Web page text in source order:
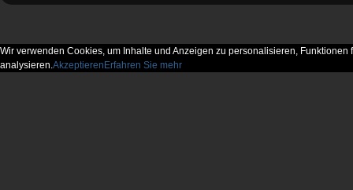
Wir verwenden Cookies, um Inhalte und Anzeigen zu personalisieren,
analysieren.Akzeptieren Erfahren Sie mehr